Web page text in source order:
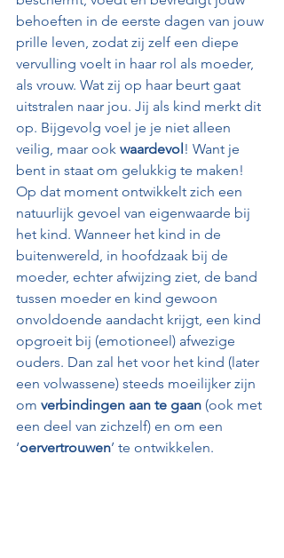
behoeften in de eerste dagen van jouw
prille leven, zodat zij zelf een diepe
vervulling voelt in haar rol als moeder,
als vrouw. Wat zij op haar beurt gaat
uitstralen naar jou. Jij als kind merkt dit
op. Bijgevolg voel je je niet alleen
veilig, maar ook waardevol! Want je
bent in staat om gelukkig te maken!
Op dat moment ontwikkelt zich een
natuurlijk gevoel van eigenwaarde bij
het kind. Wanneer het kind in de
buitenwereld, in hoofdzaak bij de
moeder, echter afwijzing ziet, de band
tussen moeder en kind gewoon
onvoldoende aandacht krijgt, een kind
opgroeit bij (emotioneel) afwezige
ouders. Dan zal het voor het kind (later
een volwassene) steeds moeilijker zijn
om verbindingen aan te gaan (ook met
een deel van zichzelf) en om een
‘oervertrouwen’ te ontwikkelen.